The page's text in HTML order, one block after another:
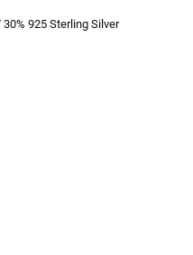
925 Sterling Silver